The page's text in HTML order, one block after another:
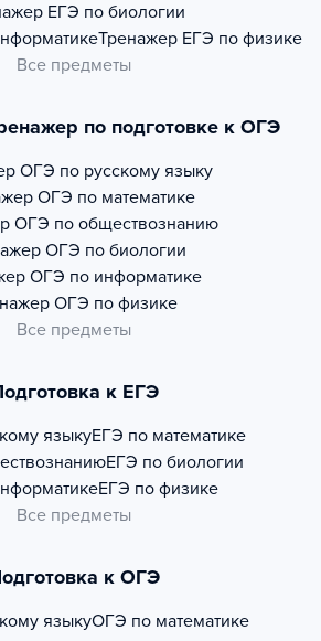
ЕГЭ по биологии
Тренажер ЕГЭ по физике
Все предметы
по подготовке к ОГЭ
ОГЭ по русскому языку
ОГЭ по математике
ОГЭ по обществознанию
ОГЭ по биологии
ОГЭ по информатике
ОГЭ по физике
Все предметы
к ЕГЭ
языкуЕГЭ по математике
ЕГЭ по биологии
ЕГЭ по физике
Все предметы
к ОГЭ
языкуОГЭ по математике